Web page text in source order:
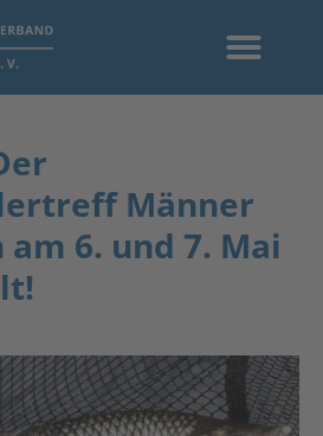
Männer
6. und 7. Mai